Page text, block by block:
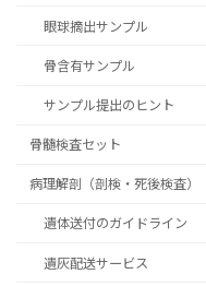
眼球摘出サンプル
骨含有サンプル
サンプル提出のヒント
骨髄検査セット
病理解剖（剖検・死後検査）
遺体送付のガイドライン
遺灰配送サービス